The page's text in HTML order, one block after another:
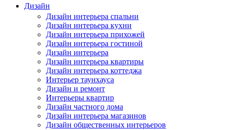
Дизайн
Дизайн интерьера спальни
Дизайн интерьера кухни
Дизайн интерьера прихожей
Дизайн интерьера гостиной
Дизайн интерьера
Дизайн интерьера квартиры
Дизайн интерьера коттеджа
Интерьер таунхауса
Дизайн и ремонт
Интерьеры квартир
Дизайн частного дома
Дизайн интерьера магазинов
Дизайн общественных интерьеров